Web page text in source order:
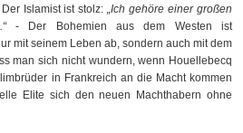
Islamist ist stolz:„Ich gehöre einer großen
- Der Bohemien aus dem Westen ist
mit seinem Leben ab, sondern auch mit dem
man sich nicht wundern, wenn Houellebecq
in Frankreich an die Macht kommen
Elite sich den neuen Machthabern ohne